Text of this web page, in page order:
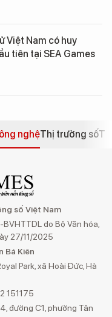
Việt Nam có huy
tiên tại SEA Games
nghệThị trường số
số Việt Nam
do Bộ Văn hóa,
27/11/2025
Bá Kiên
Park, xã Hoài Đức, Hà
151175
đường C1, phường Tân